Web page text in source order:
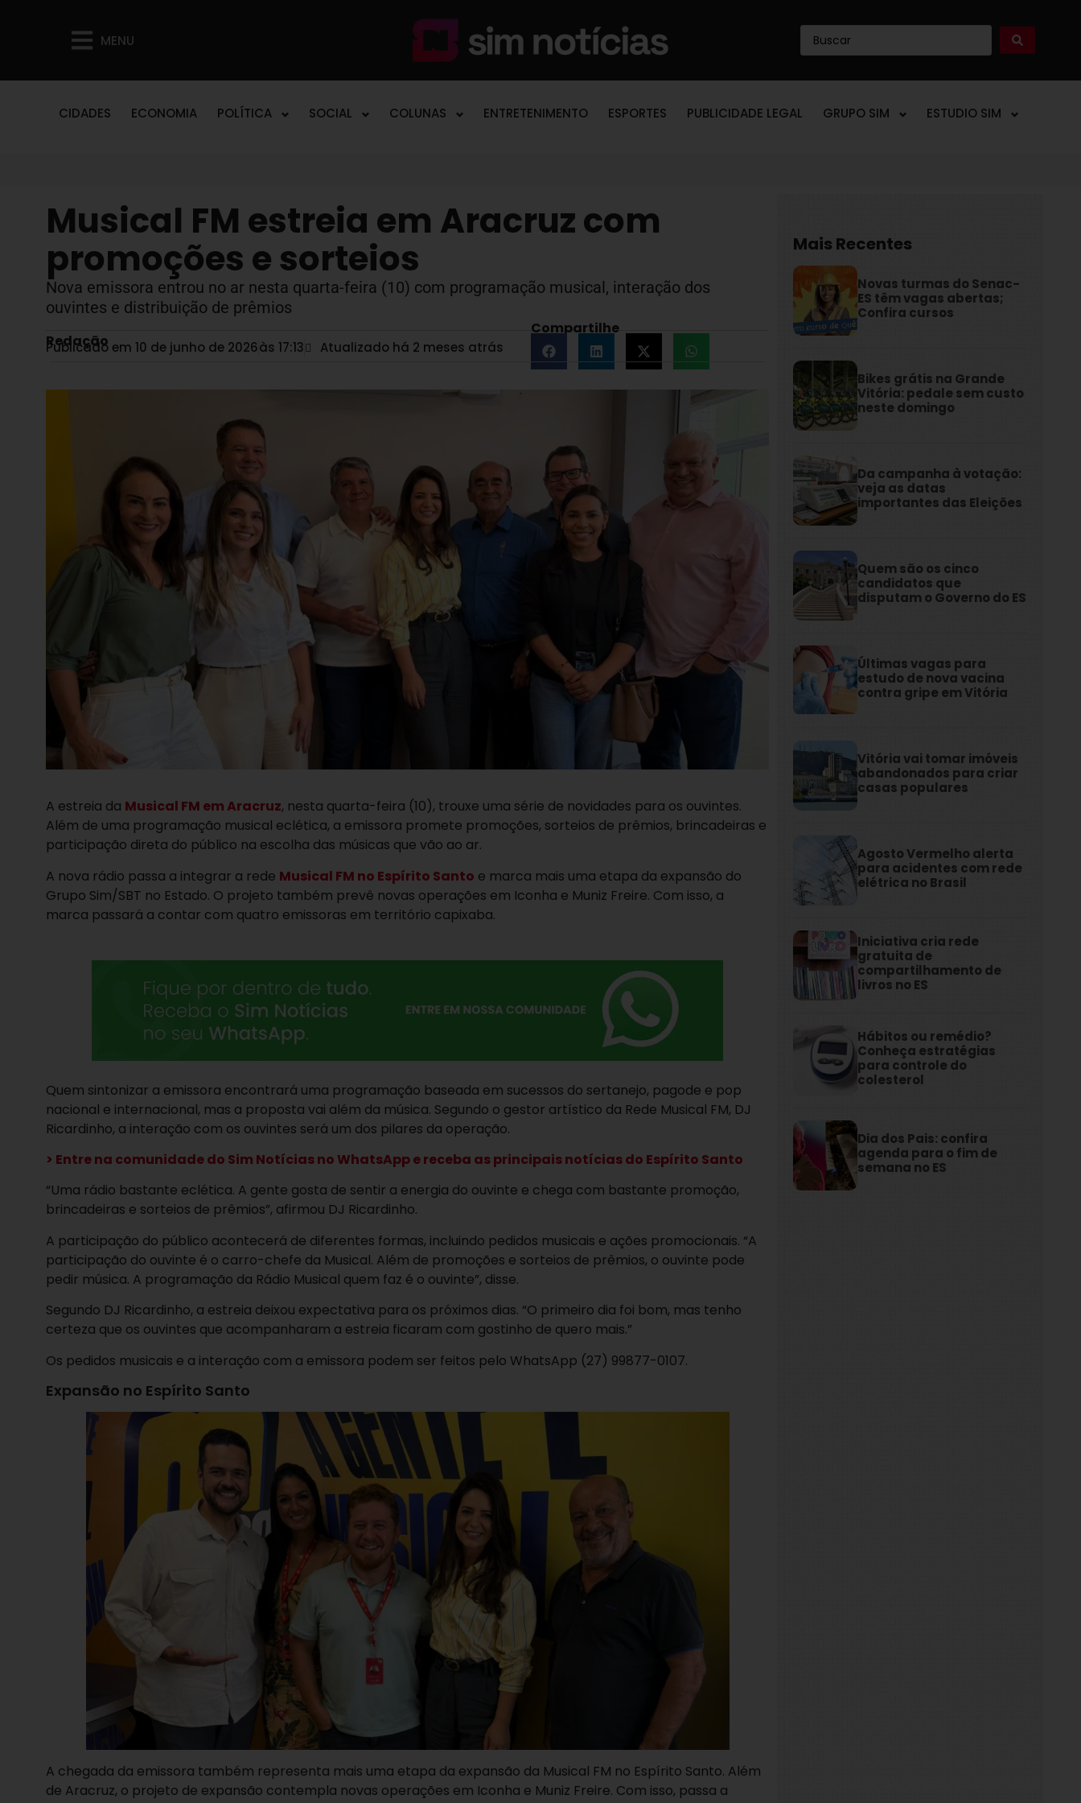
MENU
CIDADES ECONOMIA POLÍTICA SOCIAL COLUNAS ENTRETENIMENTO ESPORTES PUBLICIDADE LEGAL GRUPO SIM ESTUDIO SIM
Musical FM estreia em Aracruz com
promoções e sorteios
Nova emissora entrou no ar nesta quarta-feira (10) com programação musical, interação dos
ouvintes e distribuição de prêmios
Redação
Publicado em 10 de junho de 2026às 17:13 Atualizado há 2 meses atrás
Compartilhe
A estreia da Musical FM em Aracruz, nesta quarta-feira (10), trouxe uma série de novidades para os ouvintes.
Além de uma programação musical eclética, a emissora promete promoções, sorteios de prêmios, brincadeiras e
participação direta do público na escolha das músicas que vão ao ar.
A nova rádio passa a integrar a rede Musical FM no Espírito Santo e marca mais uma etapa da expansão do
Grupo Sim/SBT no Estado. O projeto também prevê novas operações em Iconha e Muniz Freire. Com isso, a
marca passará a contar com quatro emissoras em território capixaba.
Quem sintonizar a emissora encontrará uma programação baseada em sucessos do sertanejo, pagode e pop
nacional e internacional, mas a proposta vai além da música. Segundo o gestor artístico da Rede Musical FM, DJ
Ricardinho, a interação com os ouvintes será um dos pilares da operação.
> Entre na comunidade do Sim Notícias no WhatsApp e receba as principais notícias do Espírito Santo
“Uma rádio bastante eclética. A gente gosta de sentir a energia do ouvinte e chega com bastante promoção,
brincadeiras e sorteios de prêmios”, afirmou DJ Ricardinho.
A participação do público acontecerá de diferentes formas, incluindo pedidos musicais e ações promocionais. “A
participação do ouvinte é o carro-chefe da Musical. Além de promoções e sorteios de prêmios, o ouvinte pode
pedir música. A programação da Rádio Musical quem faz é o ouvinte”, disse.
Segundo DJ Ricardinho, a estreia deixou expectativa para os próximos dias. “O primeiro dia foi bom, mas tenho
certeza que os ouvintes que acompanharam a estreia ficaram com gostinho de quero mais.”
Os pedidos musicais e a interação com a emissora podem ser feitos pelo WhatsApp (27) 99877-0107.
Expansão no Espírito Santo
A chegada da emissora também representa mais uma etapa da expansão da Musical FM no Espírito Santo. Além
de Aracruz, o projeto de expansão contempla novas operações em Iconha e Muniz Freire. Com isso, passa a
Mais Recentes
Novas turmas do Senac-
ES têm vagas abertas;
Confira cursos
Bikes grátis na Grande
Vitória: pedale sem custo
neste domingo
Da campanha à votação:
veja as datas
importantes das Eleições
Quem são os cinco
candidatos que
disputam o Governo do ES
Últimas vagas para
estudo de nova vacina
contra gripe em Vitória
Vitória vai tomar imóveis
abandonados para criar
casas populares
Agosto Vermelho alerta
para acidentes com rede
elétrica no Brasil
Iniciativa cria rede
gratuita de
compartilhamento de
livros no ES
Hábitos ou remédio?
Conheça estratégias
para controle do
colesterol
Dia dos Pais: confira
agenda para o fim de
semana no ES